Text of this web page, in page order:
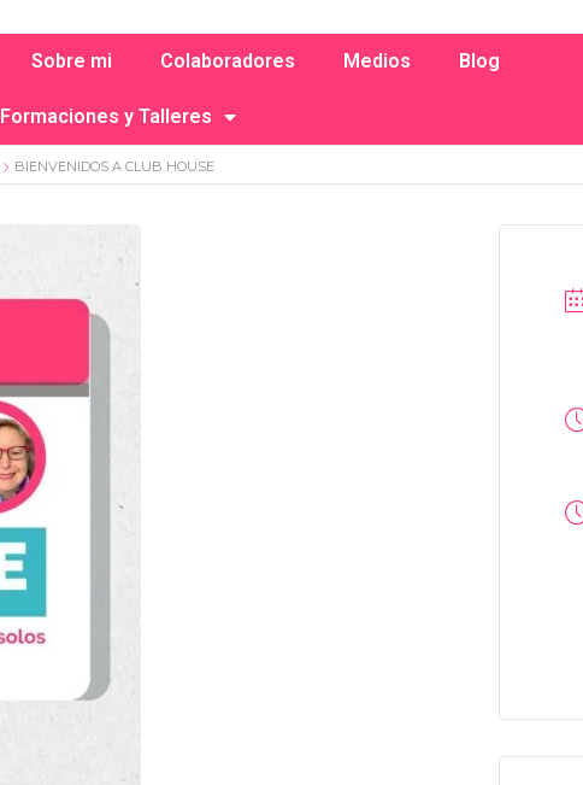
Sobre mi Colaboradores Medios Blog
Formaciones y Talleres
BIENVENIDOS A CLUB HOUSE